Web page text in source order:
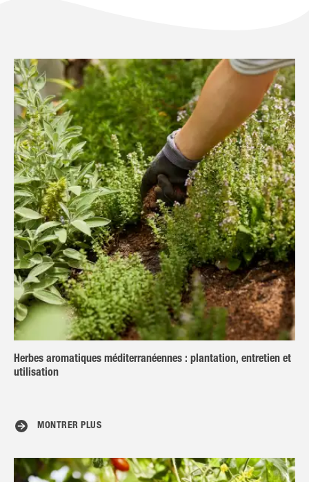
Herbes aromatiques méditerranéennes : plantation, entretien et
utilisation
MONTRER PLUS